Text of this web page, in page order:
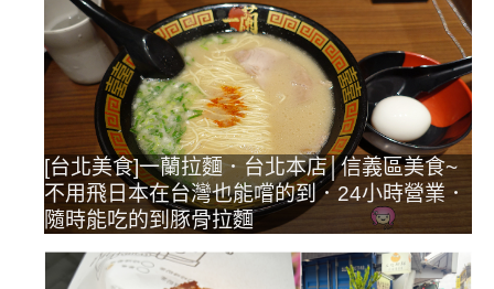
[台北美食]一蘭拉麵．台北本店│信義區美食~
不用飛日本在台灣也能嚐的到．24小時營業．
隨時能吃的到豚骨拉麵